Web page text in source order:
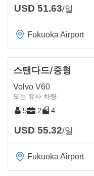
USD 51.63/일
Fukuoka Airport
스탠다드/중형
Volvo V60
또는 유사 차량
5 2 4
USD 55.32/일
Fukuoka Airport